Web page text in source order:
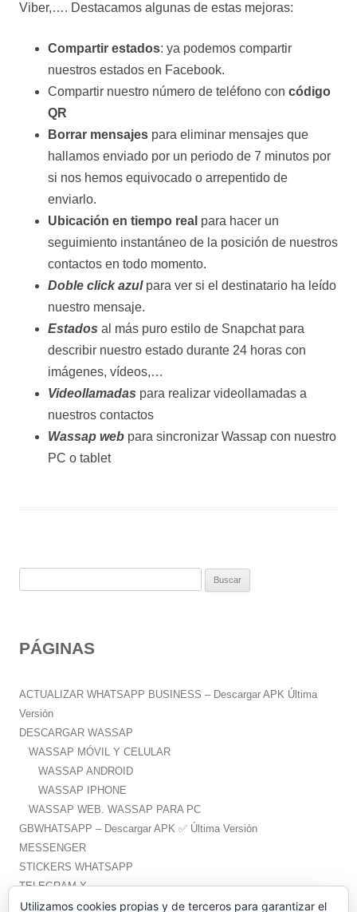
Viber,…. Destacamos algunas de estas mejoras:
Compartir estados: ya podemos compartir
nuestros estados en Facebook.
Compartir nuestro número de teléfono con código
QR
Borrar mensajes para eliminar mensajes que
hallamos enviado por un periodo de 7 minutos por
si nos hemos equivocado o arrepentido de
enviarlo.
Ubicación en tiempo real para hacer un
seguimiento instantáneo de la posición de nuestros
contactos en todo momento.
Doble click azulpara ver si el destinatario ha leído
nuestro mensaje.
Estados al más puro estilo de Snapchat para
describir nuestro estado durante 24 horas con
imágenes, vídeos,…
Videollamadas para realizar videollamadas a
nuestros contactos
Wassap web para sincronizar Wassap con nuestro
PC o tablet
a
:
PÁGINAS
ACTUALIZAR WHATSAPP BUSINESS – Descargar APK Última
Versión
DESCARGAR WASSAP
WASSAP MÓVIL Y CELULAR
WASSAP ANDROID
WASSAP IPHONE
WASSAP WEB. WASSAP PARA PC
GBWHATSAPP – Descargar APK ✅️ Última Versión
MESSENGER
STICKERS WHATSAPP
TELEGRAM X
WHATSAPP PLUS – Descargar APK ✅️ Última Versión
Utilizamos cookies propias y de terceros para garantizar el